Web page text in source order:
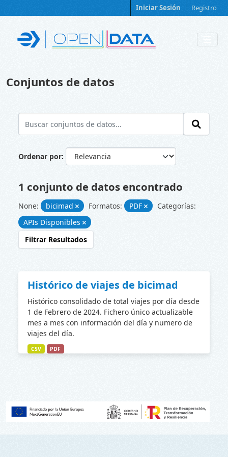
Iniciar Sesión Registro
Conjuntos de datos
Ordenar por
1 conjunto de datos encontrado
None: bicimad Formatos: PDF
Categorías:
APIs Disponibles
Filtrar Resultados
Histórico de viajes de bicimad
Histórico consolidado de total viajes por día desde
1 de Febrero de 2024. Fichero único actualizable
mes a mes con información del día y numero de
viajes del día.
CSV PDF